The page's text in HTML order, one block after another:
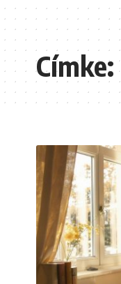
Címke: